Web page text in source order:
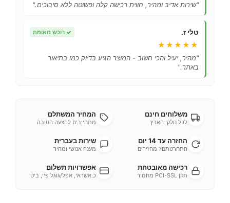
"שירות אדיב ומהיר, חווית רכישה קלה ופשוטה ללא סיבוכים."
טלי ז. ✓ רוכש מאומת
★★★★★
"מהיר, יעיל והכי חשוב - המוצר הגיע בדיוק כמו בתיאור
באתר."
משלוחים חינם
לכל חלקי הארץ
המחיר המשתלם
מתחייבים להצעה הטובה
החזרה עד 14 יום
התחרטתם? מחזירים
שירות בעברית
מענה אנושי ומהיר
רכישה מאובטחת
תקן PCI-SSL מחמיר
אפשרויות תשלום
כ.אשראי, אפל/גוגל פיי, ביט